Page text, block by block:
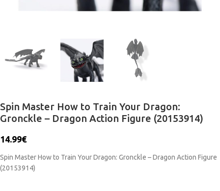
Spin Master How to Train Your Dragon:
Gronckle – Dragon Action Figure (20153914)
14.99€
Spin Master How to Train Your Dragon: Gronckle – Dragon Action Figure
(20153914)